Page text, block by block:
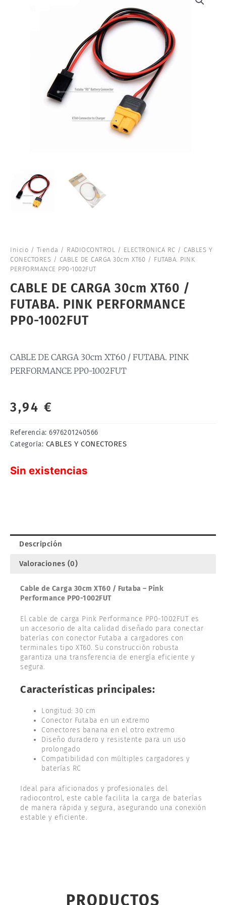
Inicio / Tienda / RADIOCONTROL / ELECTRONICA RC / CABLES Y
CONECTORES / CABLE DE CARGA 30cm XT60 / FUTABA. PINK
PERFORMANCE PP0-1002FUT
CABLE DE CARGA 30cm XT60 /
FUTABA. PINK PERFORMANCE
PP0-1002FUT
CABLE DE CARGA 30cm XT60 / FUTABA. PINK
PERFORMANCE PP0-1002FUT
3,94 €
Referencia: 6976201240566
Categoría: CABLES Y CONECTORES
Sin existencias
Descripción
Valoraciones (0)
Cable de Carga 30cm XT60 / Futaba – Pink
Performance PP0-1002FUT
El cable de carga Pink Performance PP0-1002FUT es
un accesorio de alta calidad diseñado para conectar
baterías con conector Futaba a cargadores con
terminales tipo XT60. Su construcción robusta
garantiza una transferencia de energía eficiente y
segura.
Características principales:
Longitud: 30 cm
Conector Futaba en un extremo
Conectores banana en el otro extremo
Diseño duradero y resistente para un uso
prolongado
Compatibilidad con múltiples cargadores y
baterías RC
Ideal para aficionados y profesionales del
radiocontrol, este cable facilita la carga de baterías
de manera rápida y segura, asegurando una conexión
estable y eficiente.
PRODUCTOS